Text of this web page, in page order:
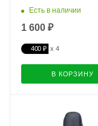
Есть в наличии
1 600 ₽
400 ₽
В КОРЗИНУ